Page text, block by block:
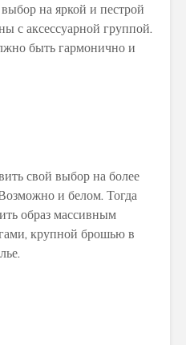
на яркой и пестрой
с аксессуарной группой.
быть гармонично и
свой выбор на более
и белом. Тогда
образ массивным
крупной брошью в